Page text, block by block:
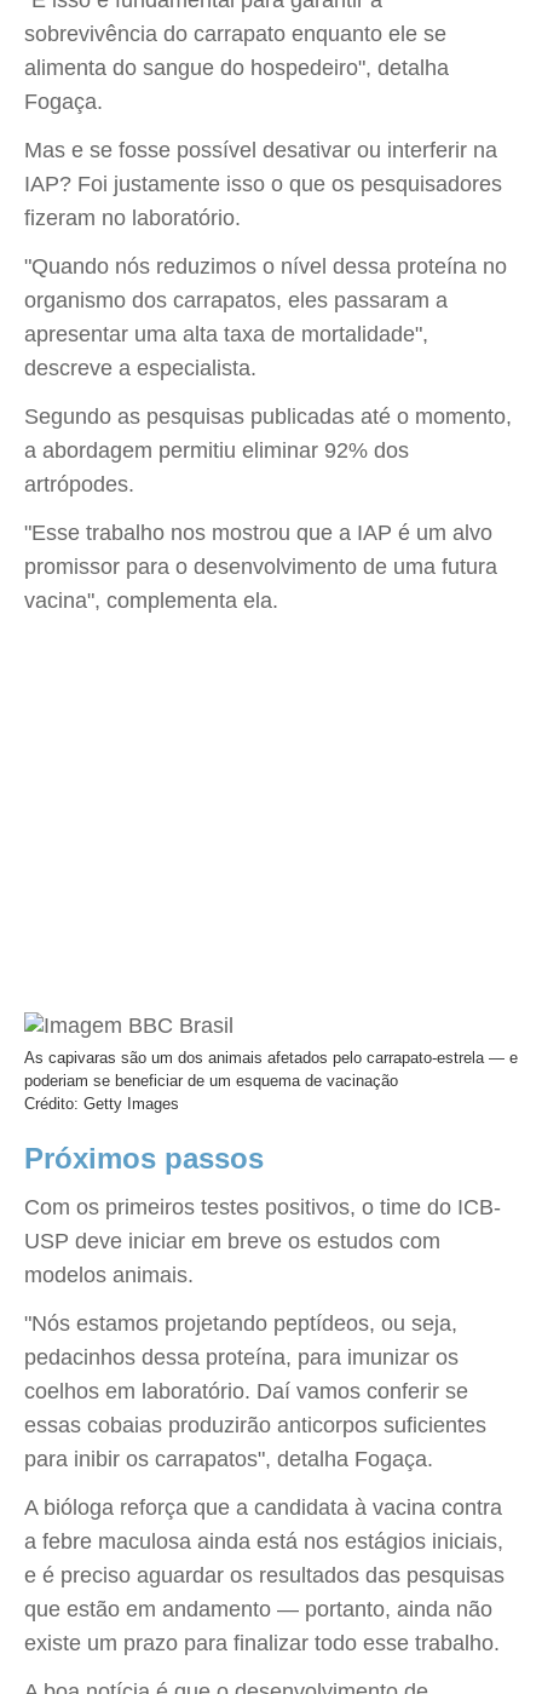
sobrevivência do carrapato enquanto ele se
alimenta do sangue do hospedeiro", detalha
Fogaça.
Mas e se fosse possível desativar ou interferir na
IAP? Foi justamente isso o que os pesquisadores
fizeram no laboratório.
"Quando nós reduzimos o nível dessa proteína no
organismo dos carrapatos, eles passaram a
apresentar uma alta taxa de mortalidade",
descreve a especialista.
Segundo as pesquisas publicadas até o momento,
a abordagem permitiu eliminar 92% dos
artrópodes.
"Esse trabalho nos mostrou que a IAP é um alvo
promissor para o desenvolvimento de uma futura
vacina", complementa ela.
As capivaras são um dos animais afetados pelo carrapato-estrela — e
poderiam se beneficiar de um esquema de vacinação
Crédito: Getty Images
Próximos passos
Com os primeiros testes positivos, o time do ICB-
USP deve iniciar em breve os estudos com
modelos animais.
"Nós estamos projetando peptídeos, ou seja,
pedacinhos dessa proteína, para imunizar os
coelhos em laboratório. Daí vamos conferir se
essas cobaias produzirão anticorpos suficientes
para inibir os carrapatos", detalha Fogaça.
A bióloga reforça que a candidata à vacina contra
a febre maculosa ainda está nos estágios iniciais,
e é preciso aguardar os resultados das pesquisas
que estão em andamento — portanto, ainda não
existe um prazo para finalizar todo esse trabalho.